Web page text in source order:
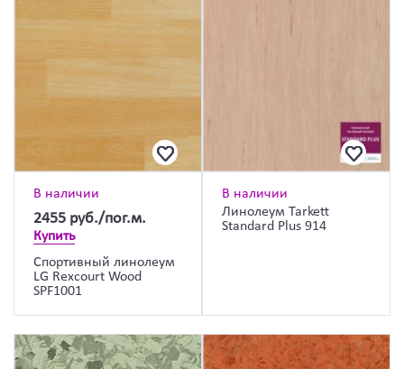
В наличии
2455 руб./пог.м.
Купить
Спортивный линолеум
LG Rexcourt Wood
SPF1001
В наличии
Линолеум Tarkett
Standard Plus 914